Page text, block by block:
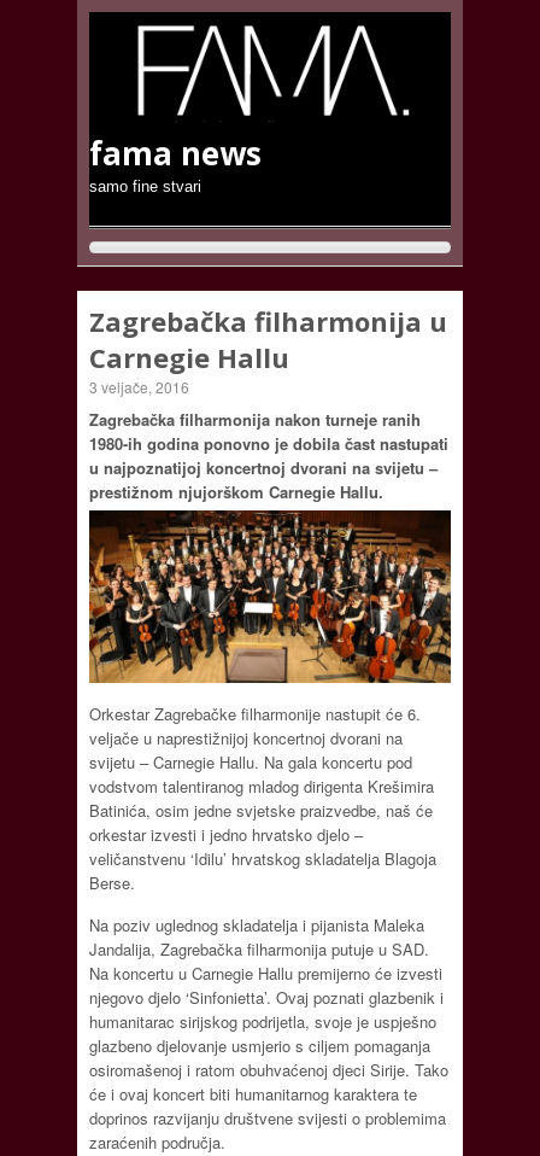
fama news
samo fine stvari
Zagrebačka filharmonija u
Carnegie Hallu
3 veljače, 2016
Zagrebačka filharmonija nakon turneje ranih
1980-ih godina ponovno je dobila čast nastupati
u najpoznatijoj koncertnoj dvorani na svijetu –
prestižnom njujorškom Carnegie Hallu.
Orkestar Zagrebačke filharmonije nastupit će 6.
veljače u naprestižnijoj koncertnoj dvorani na
svijetu – Carnegie Hallu. Na gala koncertu pod
vodstvom talentiranog mladog dirigenta Krešimira
Batinića, osim jedne svjetske praizvedbe, naš će
orkestar izvesti i jedno hrvatsko djelo –
veličanstvenu ‘Idilu’ hrvatskog skladatelja Blagoja
Berse.
Na poziv uglednog skladatelja i pijanista Maleka
Jandalija, Zagrebačka filharmonija putuje u SAD.
Na koncertu u Carnegie Hallu premijerno će izvesti
njegovo djelo ‘Sinfonietta’. Ovaj poznati glazbenik i
humanitarac sirijskog podrijetla, svoje je uspješno
glazbeno djelovanje usmjerio s ciljem pomaganja
osiromašenoj i ratom obuhvaćenoj djeci Sirije. Tako
će i ovaj koncert biti humanitarnog karaktera te
doprinos razvijanju društvene svijesti o problemima
zaraćenih područja.